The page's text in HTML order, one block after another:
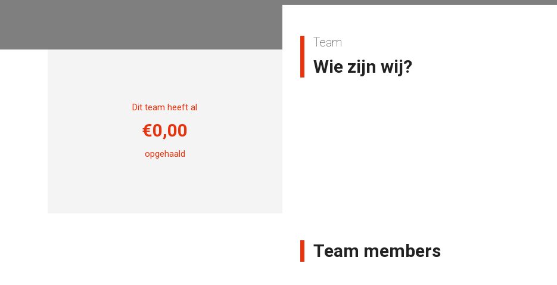
Dit team heeft al
€0,00
opgehaald
Team
Wie zijn wij?
Team members